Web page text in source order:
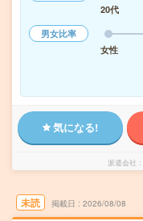
20代
男女比率
女性
気になる!
派遣会社
未読 掲載日 2026/08/08